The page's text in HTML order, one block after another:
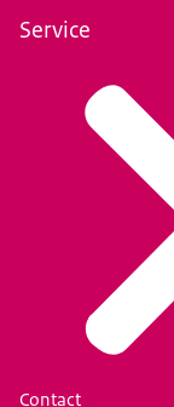
Service
Contact